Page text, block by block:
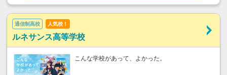
通信制高校 人気校！
ルネサンス高等学校
こんな学校があって、よかった。